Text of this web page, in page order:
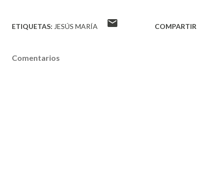
ETIQUETAS: JESÚS MARÍA COMPARTIR
Comentarios